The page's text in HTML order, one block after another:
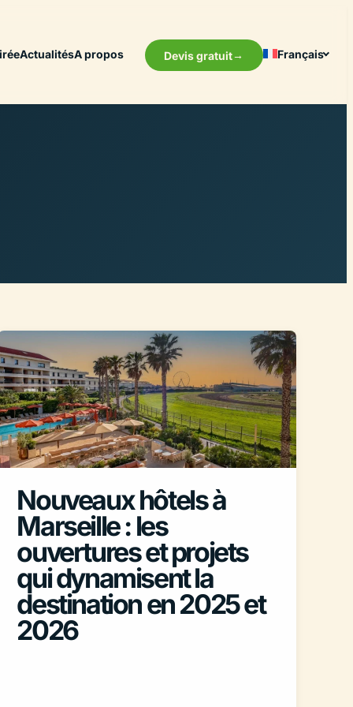
ActualitésA propos Devis gratuit Français
Nouveaux hôtels à
Marseille : les
ouvertures et projets
qui dynamisent la
destination en 2025 et
2026